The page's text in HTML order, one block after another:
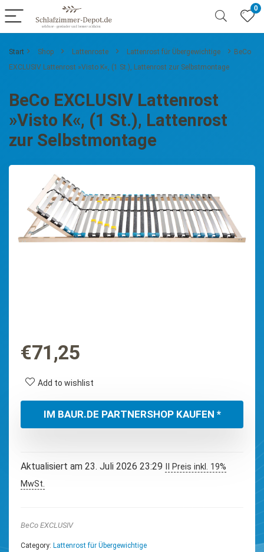
0
Start Shop Lattenroste Lattenrost für Übergewichtige
BeCo
EXCLUSIV Lattenrost »Visto K«, (1 St.), Lattenrost zur Selbstmontage
BeCo EXCLUSIV Lattenrost
»Visto K«, (1 St.), Lattenrost
zur Selbstmontage
€71,25
Add to wishlist
IM BAUR.DE PARTNERSHOP KAUFEN *
Aktualisiert am 23. Juli 2026 23:29
II Preis inkl. 19%
MwSt.
BeCo EXCLUSIV
Category: Lattenrost für Übergewichtige